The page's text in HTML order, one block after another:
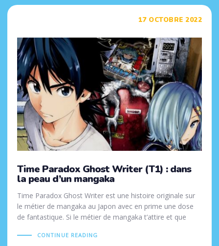
17 OCTOBRE 2022
Time Paradox Ghost Writer (T1) : dans
la peau d’un mangaka
Time Paradox Ghost Writer est une histoire originale sur
le métier de mangaka au Japon avec en prime une dose
de fantastique. Si le métier de mangaka t’attire et que
CONTINUE READING